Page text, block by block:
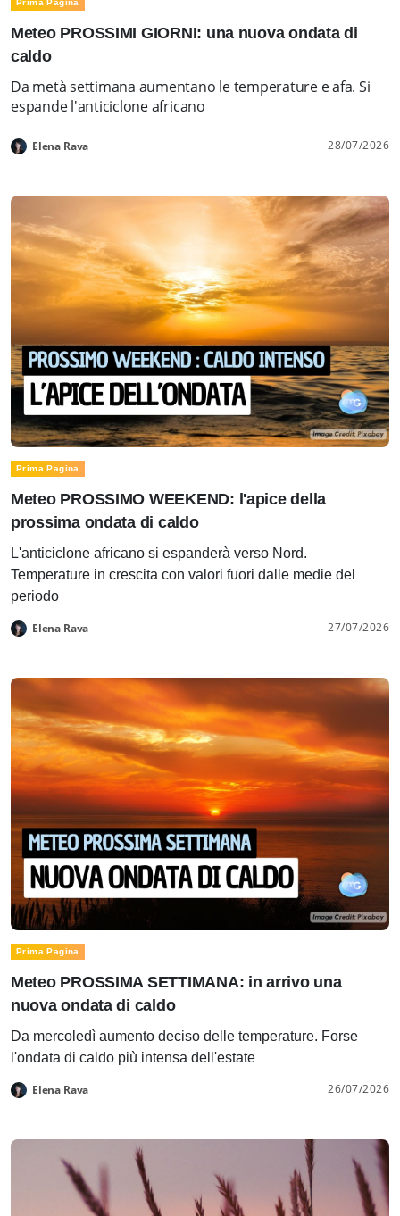
Meteo PROSSIMI GIORNI: una nuova ondata di
caldo
Da metà settimana aumentano le temperature e afa. Si
espande l'anticiclone africano
Elena Rava 28/07/2026
Prima Pagina
Meteo PROSSIMO WEEKEND: l'apice della
prossima ondata di caldo
L'anticiclone africano si espanderà verso Nord.
Temperature in crescita con valori fuori dalle medie del
periodo
Elena Rava 27/07/2026
Prima Pagina
Meteo PROSSIMA SETTIMANA: in arrivo una
nuova ondata di caldo
Da mercoledì aumento deciso delle temperature. Forse
l'ondata di caldo più intensa dell'estate
Elena Rava 26/07/2026